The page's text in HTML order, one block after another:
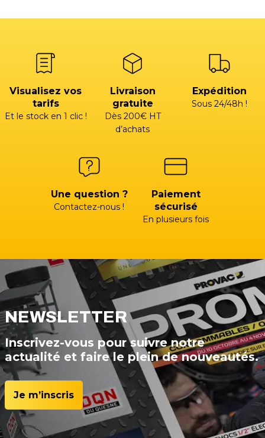
Visualisez vos
tarifs
Et le stock en 1 clic !
Livraison
gratuite
Dès 200€ HT
d’achats
Expédition
Sous 24/48h !
Une question ?
Contactez-nous !
Paiement
sécurisé
En plusieurs fois
NEWSLETTER
Inscrivez-vous pour suivre notre
actualité et faire le plein de nouveautés.
Je m’inscris